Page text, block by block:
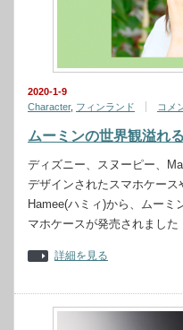
2020-1-9
Character, フィンランド コメ
ムーミンの世界観溢れ
ディズニー、スヌーピー、
デザインされたスマホケー
Hamee(ハミィ)から、ムーミ
マホケースが発売されまし
詳細を見る